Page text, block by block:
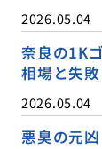
2026.05.04
奈良の1K
相場と失
2026.05.04
悪臭の元